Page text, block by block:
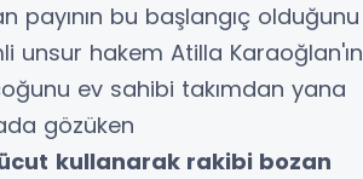
payının bu başlangıç olduğunu
unsur hakem Atilla Karaoğlan'ın
ev sahibi takımdan yana
gözüken
kullanarak rakibi bozan